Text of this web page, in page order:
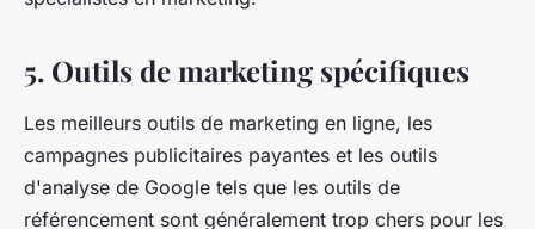
5. Outils de marketing spécifiques
Les meilleurs outils de marketing en ligne, les
campagnes publicitaires payantes et les outils
d'analyse de Google tels que les outils de
référencement sont généralement trop chers pour les